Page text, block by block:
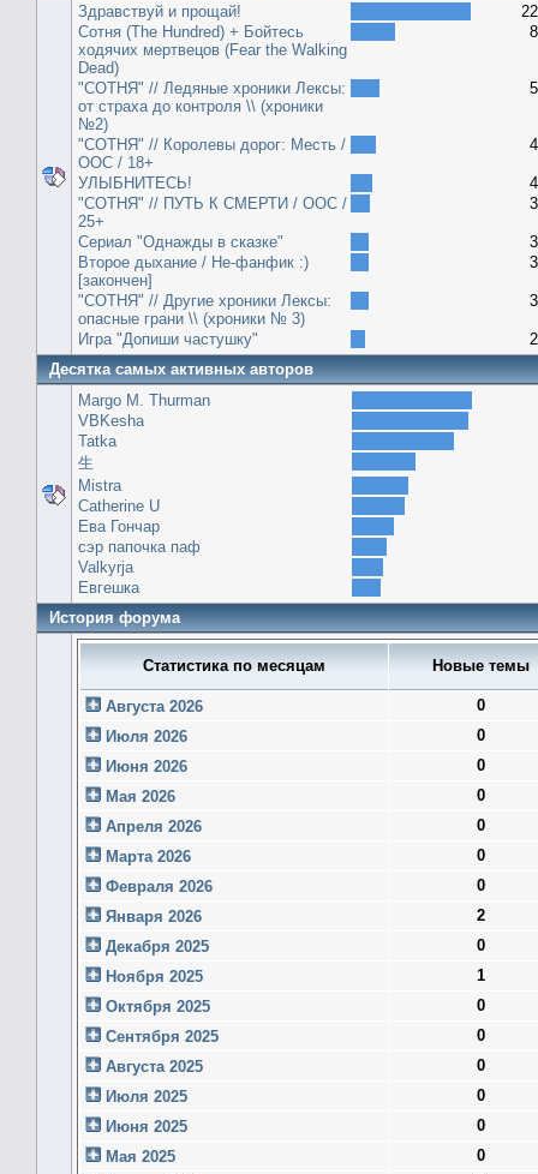
Здравствуй и прощай!
Сотня (The Hundred) + Бойтесь
ходячих мертвецов (Fear the Walking
Dead)
"СОТНЯ" // Ледяные хроники Лексы:
от страха до контроля \\ (хроники
№2)
"СОТНЯ" // Королевы дорог: Месть /
ООС / 18+
УЛЫБНИТЕСЬ!
"СОТНЯ" // ПУТЬ К СМЕРТИ / ООС /
25+
Сериал "Однажды в сказке"
Второе дыхание / Не-фанфик :)
[закончен]
"СОТНЯ" // Другие хроники Лексы:
опасные грани \\ (хроники № 3)
Игра "Допиши частушку"
Десятка самых активных авторов
Margo M. Thurman
VBKesha
Tatka
生
Mistra
Catherine U
Ева Гончар
сэр папочка паф
Valkyrja
Евгешка
История форума
Статистика по месяцам Новые темы
Августа 2026
0
Июля 2026
0
Июня 2026
0
Мая 2026
0
Апреля 2026
0
Марта 2026
0
Февраля 2026
0
Января 2026
2
Декабря 2025
0
Ноября 2025
1
Октября 2025
0
Сентября 2025
0
Августа 2025
0
Июля 2025
0
Июня 2025
0
Мая 2025
0